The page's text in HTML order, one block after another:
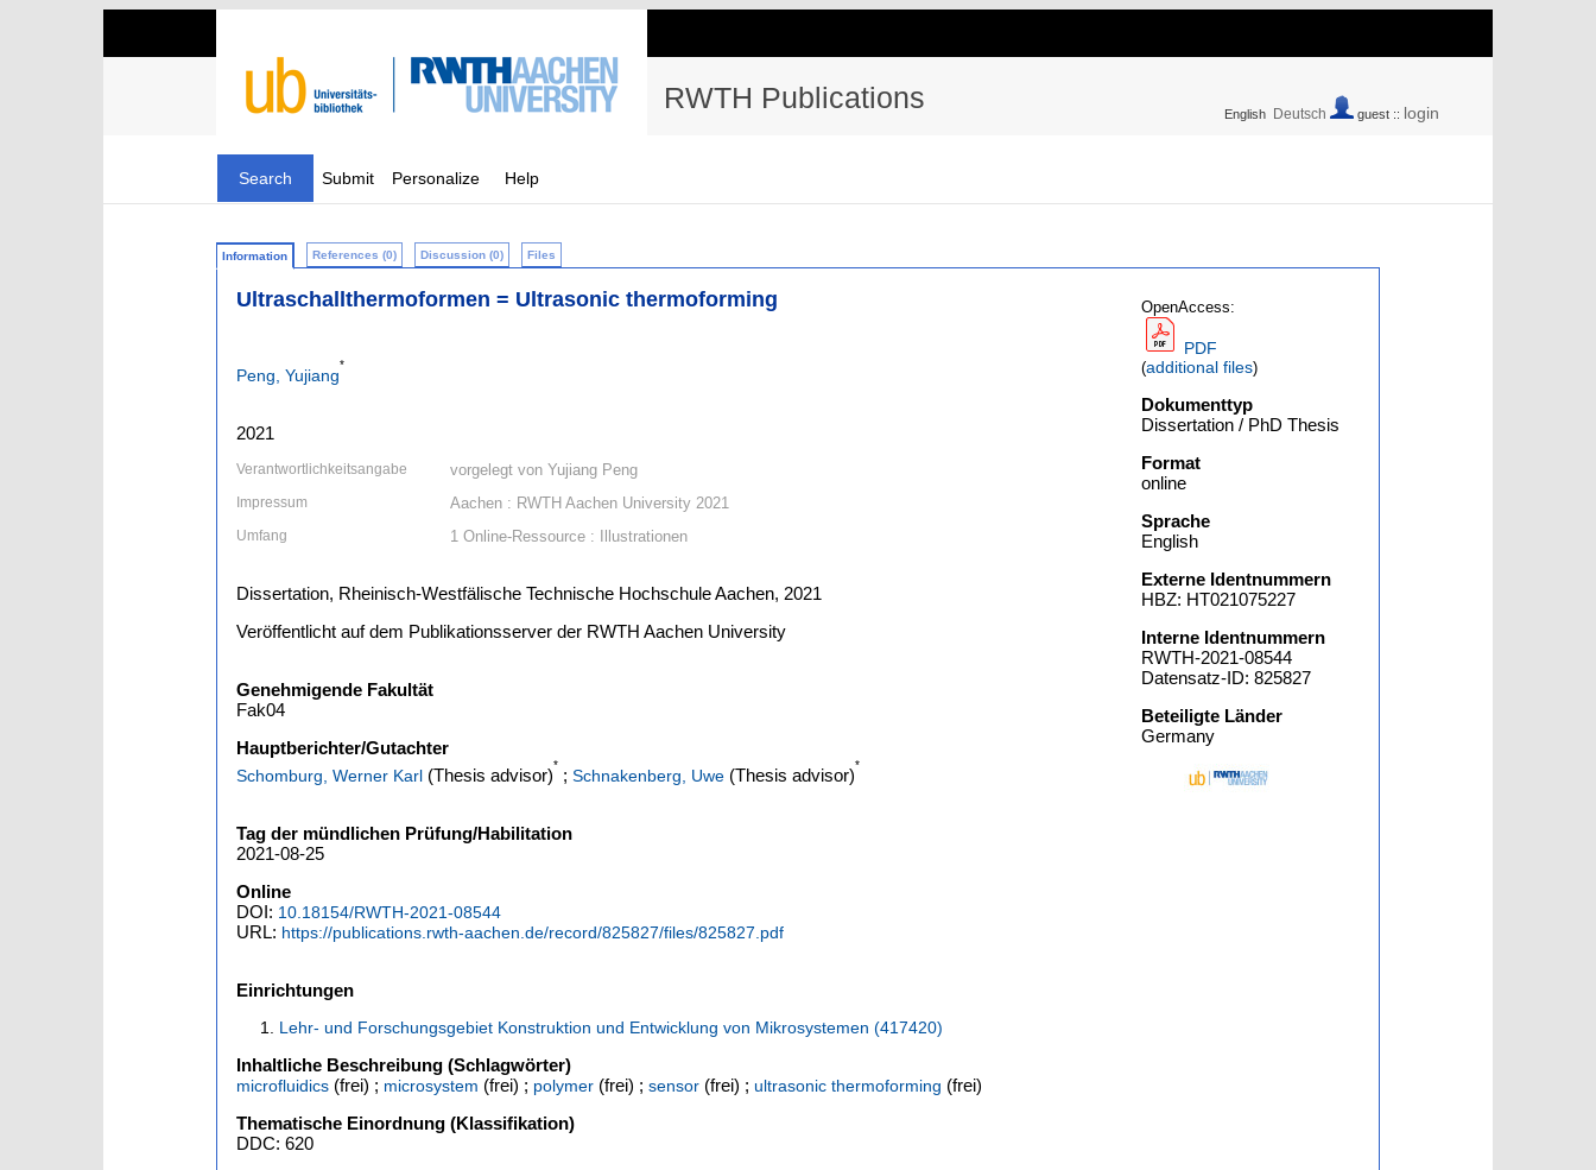
RWTH Publications English Deutsch guest :: login
Search Submit Personalize Help
Information References (0) Discussion (0) Files
Ultraschallthermoformen = Ultrasonic thermoforming
Peng, Yujiang
*
2021
Verantwortlichkeitsangabe vorgelegt von Yujiang Peng
Impressum Aachen : RWTH Aachen University 2021
Umfang 1 Online-Ressource : Illustrationen
Dissertation, Rheinisch-Westfälische Technische Hochschule Aachen, 2021
Veröffentlicht auf dem Publikationsserver der RWTH Aachen University
Genehmigende Fakultät
Fak04
Hauptberichter/Gutachter
Schomburg, Werner Karl (Thesis advisor)
*
; Schnakenberg, Uwe (Thesis advisor)
*
Tag der mündlichen Prüfung/Habilitation
2021-08-25
Online
DOI: 10.18154/RWTH-2021-08544
URL: https://publications.rwth-aachen.de/record/825827/files/825827.pdf
Einrichtungen
Lehr- und Forschungsgebiet Konstruktion und Entwicklung von Mikrosystemen (417420)
Inhaltliche Beschreibung (Schlagwörter)
microfluidics (frei) ; microsystem (frei) ; polymer (frei) ; sensor (frei) ; ultrasonic thermoforming (frei)
Thematische Einordnung (Klassifikation)
DDC: 620
OpenAccess:
PDF
(additional files)
Dokumenttyp
Dissertation / PhD Thesis
Format
online
Sprache
English
Externe Identnummern
HBZ: HT021075227
Interne Identnummern
RWTH-2021-08544
Datensatz-ID: 825827
Beteiligte Länder
Germany